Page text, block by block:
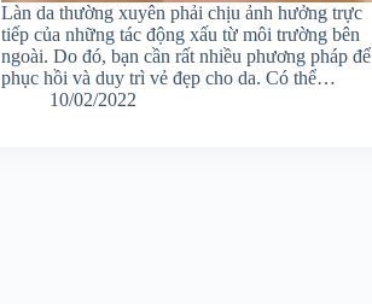
Làn da thường xuyên phải chịu ảnh hưởng trực
tiếp của những tác động xấu từ môi trường bên
ngoài. Do đó, bạn cần rất nhiều phương pháp để
phục hồi và duy trì vẻ đẹp cho da. Có thể…
10/02/2022